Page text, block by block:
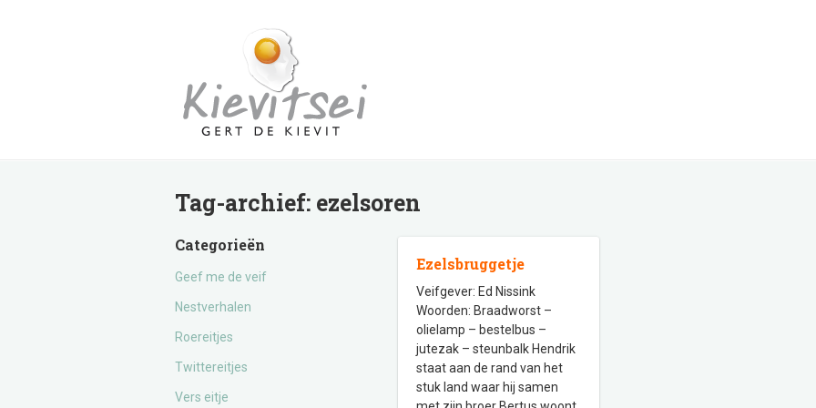
Tag-archief: ezelsoren
Categorieën
Geef me de veif
Nestverhalen
Roereitjes
Twittereitjes
Vers eitje
Ezelsbruggetje
Veifgever: Ed Nissink
Woorden: Braadworst –
olielamp – bestelbus –
jutezak – steunbalk Hendrik
staat aan de rand van het
stuk land waar hij samen